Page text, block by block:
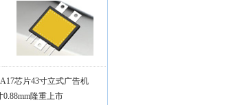
芯片43寸立式广告机
隆重上市